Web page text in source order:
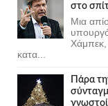
στο
Μια
Χάμπεκ,
κατα...
Πάρα